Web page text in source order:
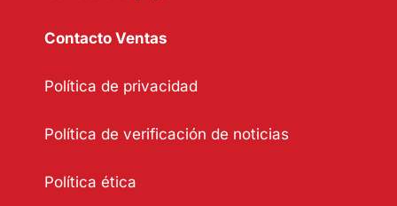
Contacto Ventas
Política de privacidad
Política de verificación de noticias
Política ética